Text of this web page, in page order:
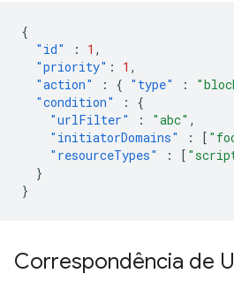
{
"id"
: 1 ,
"priority" : 1 ,
"action"
: { "type" :
"condition"
:
{
"urlFilter"
: "abc" ,
"initiatorDomains"
: [
"resourceTypes"
: [
}
}
Correspondência de